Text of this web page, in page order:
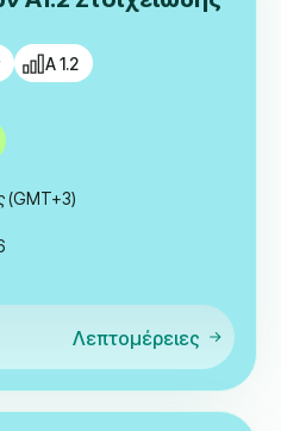
A 1.2
(GMT+3)
Λεπτομέρειες